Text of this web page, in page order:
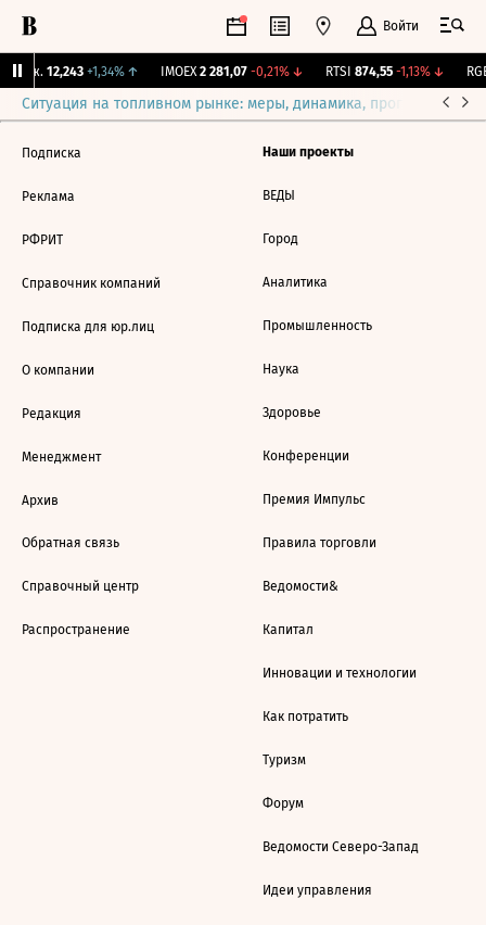
Войти
Бирж. 12,243 +1,34%↑ IMOEX 2 281,07 -0,21%↓ RTSI 874,55 -1,13%↓
Ситуация на топливном рынке: меры, динамика, прогнозы
Подписка
Реклама
РФРИТ
Справочник компаний
Подписка для юр.лиц
О компании
Редакция
Менеджмент
Архив
Обратная связь
Справочный центр
Распространение
Наши проекты
ВЕДЫ
Город
Аналитика
Промышленность
Наука
Здоровье
Конференции
Премия Импульс
Правила торговли
Ведомости&
Капитал
Инновации и технологии
Как потратить
Туризм
Форум
Ведомости Северо-Запад
Идеи управления